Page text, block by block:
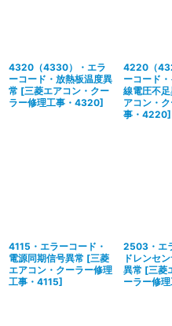
4320（4330）・エラ
ーコード・放熱板温度異
常 [三菱エアコン・クー
ラー修理工事・4320]
4220（
ーコード
線電圧不足
アコン・
事・4220]
4115・エラーコード・
電源同期信号異常 [三菱
エアコン・クーラー修理
工事・4115]
2503・エ
ドレンセ
異常 [三菱
ーラー修